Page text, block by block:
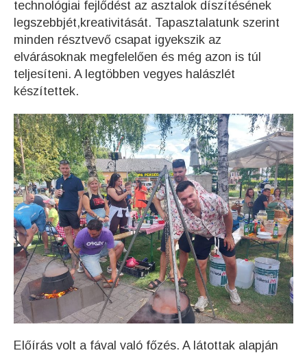
technológiai fejlődést az asztalok díszítésének
legszebbjét,kreativitását. Tapasztalatunk szerint
minden résztvevő csapat igyekszik az
elvárásoknak megfelelően és még azon is túl
teljesíteni. A legtöbben vegyes halászlét
készítettek.
Előírás volt a fával való főzés. A látottak alapján